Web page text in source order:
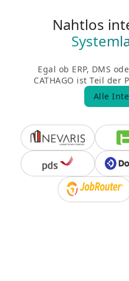
Nahtlos
Egal ob ERP, DMS
CATHAGO ist Teil der
Alle
Alle